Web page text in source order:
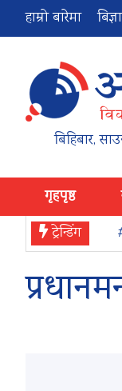
हाम्रो बारेमा
बिहिबार,
गृहपृष्ठ
ट्रेन्डिंग